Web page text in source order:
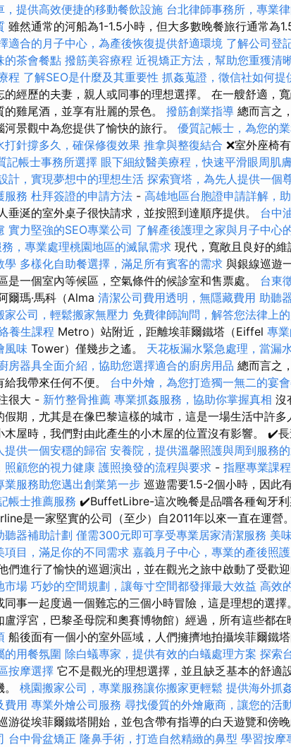
，提供高效便捷的移動餐飲設施 台北律師事務所，專業
雖然通常的河船為1-1.5小時，但大多數晚餐旅行通常為
適合的月子中心，為產後恢復提供舒適環境 了解公司登
的茶會餐點 撥筋美容療程 近視矯正方法，幫助您重獲清
程 了解SEO是什麼及其重要性 抓姦蒐證，徵信社如何提
的經歷的夫妻，親人或同事的理想選擇。 在一艘舒適，
的雞尾酒，並享有壯麗的景色。 撥筋創業指導 總而言之
河景觀中為您提供了愉快的旅行。 優質記帳士，為您的
打針撐多久，確保修復效果 推拿與整復結合 ❌室外座椅
記帳士事務所選擇 眼下細紋醫美療程，快速平滑眼周肌膚
計，實現夢想中的理想生活 探索寶塔，為先人提供一個
服務 杜拜簽證的申請方法 - 高雄地區台胞證申請詳解，
垂涎的室外桌子很快請求，並按照到達順序提供。 台中
實力堅強的SEO專業公司 了解產後護理之家與月子中心
，專業處理桃園地區的滅鼠需求 現代，寬敞且良好的維
學 多樣化自助餐選擇，滿足所有賓客的需求 與銀線巡遊
是一個室內等候區，空氣條件的候診室和售票處。 台東
爾瑪·馬科（Alma 清潔公司費用透明，無隱藏費用 助聽
家公司，輕鬆搬家無壓力 免費律師詢問，解答您法律上
養生課程 Metro）站附近，距離埃菲爾鐵塔（Eiffel 專
風味 Tower）僅幾步之遙。 天花板漏水緊急處理，當漏
房器具全面介紹，協助您選擇適合的廚房用品 總而言之
我帶來任何不便。 台中外燴，為您打造獨一無二的宴
很大 - 新竹整骨推薦 專業抓姦服務，協助你掌握真相 沒
假期，尤其是在像巴黎這樣的城市，這是一場生活中許多
木屋時，我們對由此產生的小木屋的位置沒有影響。 ✔️
提供一個安穩的歸宿 安養院，提供溫馨照護與周到服務
照顧您的視力健康 護照換發的流程與要求 - 指壓專業課程
業服務助您邁出創業第一步 巡遊需要1.5-2個小時，因此
帳士推薦服務 ✔️BuffetLibre-這次晚餐是品嚐各種匈牙利
是一家堅實的公司（至少）自2011年以來一直在運營。
聽器補助計劃 僅需300元即可享受專業居家清潔服務 美
項目，滿足你的不同需求 嘉義月子中心，專業的產後照
們進行了愉快的巡迴演出，並在觀光之旅中啟動了受歡
市場 巧妙的空間規劃，讓每寸空間都發揮最大效益 高效
同事一起度過一個難忘的三個小時冒險，這是理想的選
盧浮宮，巴黎圣母院和奧賽博物館）經過，所有這些都在
船後面有一個小的室外區域，人們擁擠地拍攝埃菲爾鐵
的用餐氛圍 除白蟻專家，提供有效的白蟻處理方案 探索
按摩選擇 它不是觀光的理想選擇，並且缺乏基本的舒適
桃園搬家公司，專業服務讓你搬家更輕鬆 提供海外抓
費用 專業外燴公司服務 尋找優質的外燴廠商，讓您的活
游從埃菲爾鐵塔開始，並包含帶有指導的白天遊覽和傍
台中骨盆矯正 隆鼻手術，打造自然精緻的鼻型 學習按摩